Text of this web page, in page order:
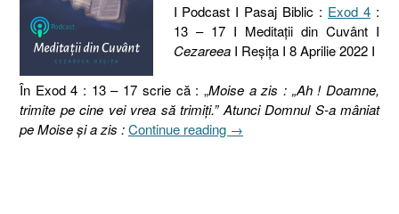
I Podcast I Pasaj Biblic : Exod 4 :
13 – 17 I Meditaţii din Cuvânt I
CezareeaI Reşiţa I 8 Aprilie 2022 I
În Exod 4 : 13 – 17 scrie că : „Moise a zis : „Ah ! Doamne,
trimite pe cine vei vrea să trimiţi.” Atunci Domnul S-a mâniat
pe Moise şi a zis :Continue reading „98.
→